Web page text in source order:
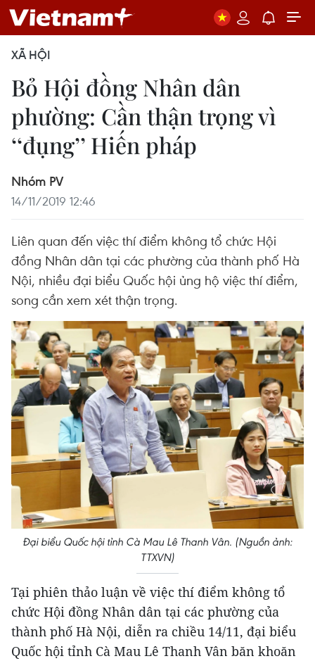
XÃ HỘI
Bỏ Hội đồng Nhân dân
phường: Cần thận trọng vì
‘‘đụng’’ Hiến pháp
Nhóm PV
14/11/2019 12:46
Liên quan đến việc thí điểm không tổ chức Hội
đồng Nhân dân tại các phường của thành phố Hà
Nội, nhiều đại biểu Quốc hội ủng hộ việc thí điểm,
song cần xem xét thận trọng.
Đại biểu Quốc hội tỉnh Cà Mau Lê Thanh Vân. (Nguồn ảnh:
TTXVN)
Tại phiên thảo luận về việc thí điểm không tổ
chức Hội đồng Nhân dân tại các phường của
thành phố Hà Nội, diễn ra chiều 14/11, đại biểu
Quốc hội tỉnh Cà Mau Lê Thanh Vân băn khoăn